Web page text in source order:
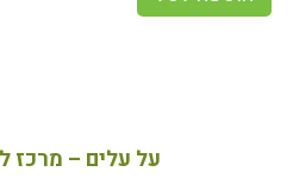
על עלים – מרכז